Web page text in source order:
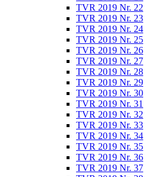
TVR 2019 Nr. 22
TVR 2019 Nr. 23
TVR 2019 Nr. 24
TVR 2019 Nr. 25
TVR 2019 Nr. 26
TVR 2019 Nr. 27
TVR 2019 Nr. 28
TVR 2019 Nr. 29
TVR 2019 Nr. 30
TVR 2019 Nr. 31
TVR 2019 Nr. 32
TVR 2019 Nr. 33
TVR 2019 Nr. 34
TVR 2019 Nr. 35
TVR 2019 Nr. 36
TVR 2019 Nr. 37